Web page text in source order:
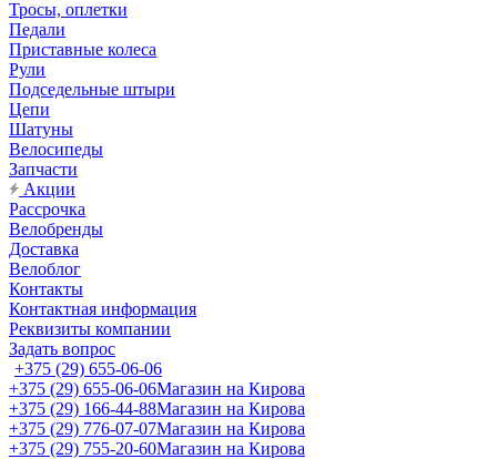
Тросы, оплетки
Педали
Приставные колеса
Рули
Подседельные штыри
Цепи
Шатуны
Велосипеды
Запчасти
Акции
Рассрочка
Велобренды
Доставка
Велоблог
Контакты
Контактная информация
Реквизиты компании
Задать вопрос
+375 (29) 655-06-06
+375 (29) 655-06-06Магазин на Кирова
+375 (29) 166-44-88Магазин на Кирова
+375 (29) 776-07-07Магазин на Кирова
+375 (29) 755-20-60Магазин на Кирова